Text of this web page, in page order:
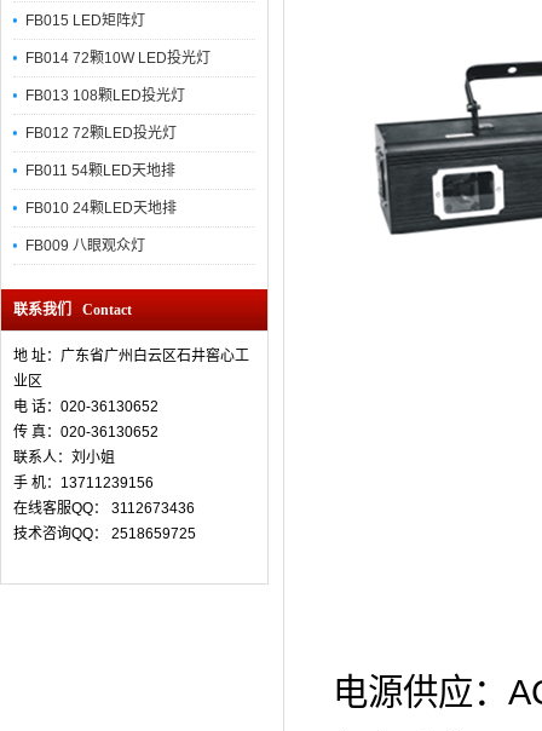
FB015 LED矩阵灯
FB014 72颗10W LED投光灯
FB013 108颗LED投光灯
FB012 72颗LED投光灯
FB011 54颗LED天地排
FB010 24颗LED天地排
FB009 八眼观众灯
联系我们 Contact
地 址：广东省广州白云区石井窖心工
业区
电 话：020-36130652
传 真： 020-36130652
联系人：刘小姐
手 机：13711239156
在线客服QQ： 3112673436
技术咨询QQ： 2518659725
电源供应：